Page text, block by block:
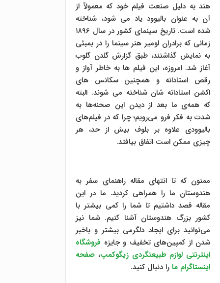
هند به دلیل صنعت فیلم خود که معمولاً از
آن به عنوان بالیوود یاد می شود، شناخته
شده است. تاریخ سینمای کشور در سال ۱۸۹۶
زمانی که برادران لومیر هنر سینما را در بمبئی
به نمایش گذاشتند، طبق گزارش گلدن گلوب
آغاز شد. امروزه، این فیلم ها به خاطر آواز و
رقص استادانه و همچنین سکانس های
اکشن استادانه شان شناخته می شوند. البته
که همه‌ی ما بعد از دیدن این صحنه‌ها به
شدت به فکر فرو می‌رویم؛ چرا که در فیلم‌های
بالیوودی علاوه بر بلوف بیش از حد، هر
چیزی ممکن است اتفاق بیافتد.
ممنون که تا انتهای مقاله راهنمای سفر به
هندوستان ما را همراهی کردید. ما در این
مقاله قصد داشتیم تا شما را کمی بیشتر با
کشور بزرگ هندوستان آشنا کنیم. شما نیز
می‌توانید برای ایجاد دلگرمی بیشتر و باخبر
شدن از کمپین‌های تخفیف و جایزه فروشگاه
اینترنتی لوازم طبیعتگردی زیگوکمپ، صفحه
اینستاگرام ما را دنبال کنید.